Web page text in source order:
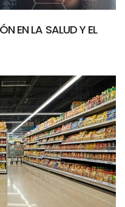
EN LA SALUD Y EL